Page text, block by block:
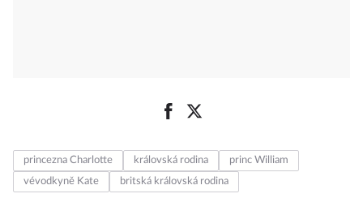
princezna Charlotte královská rodina
princ William
vévodkyně Kate
britská královská rodina